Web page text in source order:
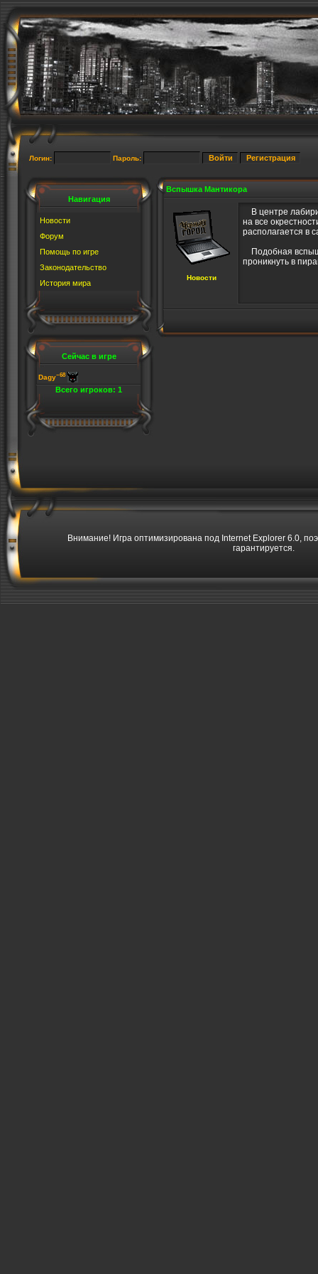
Логин: Пароль:
Навигация
Новости
Форум
Помощь по игре
Законодательство
История мира
Сейчас в игре
Dagy~68
Всего игроков: 1
Вспышка Мантикора
Новости
В центре
на все
располагается в
Подобная
проникнуть в
Внимание! Игра оптимизирована под Internet Explorer 6.0,
гарантируется.